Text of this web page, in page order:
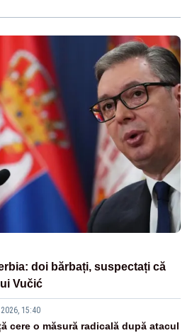
doi bărbați, suspectați că
Vučić
15:40
cere o măsură radicală după atacul